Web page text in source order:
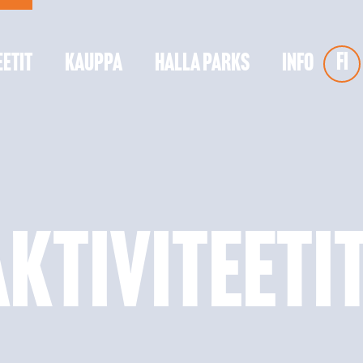
KAUPPA HALLA PARKS INFO FI